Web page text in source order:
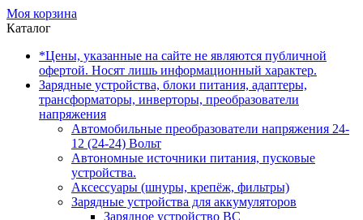
Моя корзина
Каталог
*Цены, указанные на сайте не являются публичной
офертой. Носят лишь информационный характер.
Зарядные устройства, блоки питания, адаптеры,
трансформаторы, инверторы, преобразователи
напряжения
Автомобильные преобразователи напряжения 24-
12 (24-24) Вольт
Автономные источники питания, пусковые
устройства.
Аксессуары (шнуры, крепёж, фильтры)
Зарядные устройства для аккумуляторов
Зарядное устройство BC